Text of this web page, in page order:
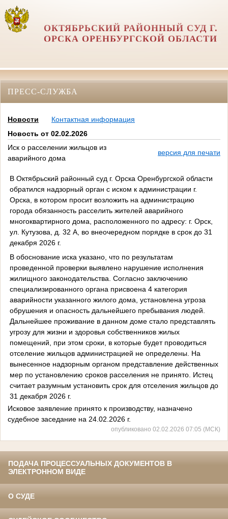
ОКТЯБРЬСКИЙ РАЙОННЫЙ СУД Г.
ОРСКА ОРЕНБУРГСКОЙ ОБЛАСТИ
ПРЕСС-СЛУЖБА
Новости
Контактная информация
Новость от 02.02.2026
Иск о расселении жильцов из
аварийного дома
версия для печати
В Октябрьский районный суд г. Орска Оренбургской области
обратился надзорный орган с иском к администрации г.
Орска, в котором просит возложить на администрацию
города обязанность расселить жителей аварийного
многоквартирного дома, расположенного по адресу: г. Орск,
ул. Кутузова, д. 32 А, во внеочередном порядке в срок до 31
декабря 2026 г.
В обоснование иска указано, что по результатам
проведенной проверки выявлено нарушение исполнения
жилищного законодательства. Согласно заключению
специализированного органа присвоена 4 категория
аварийности указанного жилого дома, установлена угроза
обрушения и опасность дальнейшего пребывания людей.
Дальнейшее проживание в данном доме стало представлять
угрозу для жизни и здоровья собственников жилых
помещений, при этом сроки, в которые будет проводиться
отселение жильцов администрацией не определены. На
вынесенное надзорным органом представление действенных
мер по установлению сроков расселения не принято. Истец
считает разумным установить срок для отселения жильцов до
31 декабря 2026 г.
Исковое заявление принято к производству, назначено
судебное заседание на 24.02.2026 г.
опубликовано 02.02.2026 07:05 (МСК)
ПОДАЧА ПРОЦЕССУАЛЬНЫХ ДОКУМЕНТОВ В
ЭЛЕКТРОННОМ ВИДЕ
О СУДЕ